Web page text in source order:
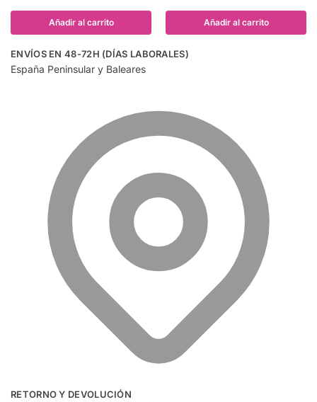
Añadir al carrito Añadir al carrito
ENVÍOS EN 48-72H (DÍAS LABORALES)
España Peninsular y Baleares
RETORNO Y DEVOLUCIÓN